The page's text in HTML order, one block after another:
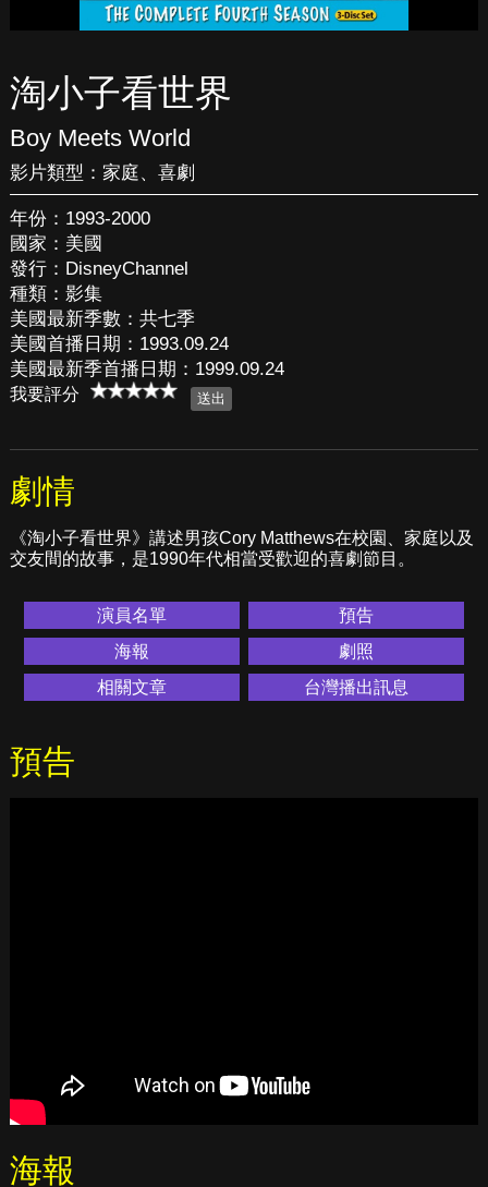
淘小子看世界
Boy Meets World
影片類型： 家庭、 喜劇
年份：1993-2000
國家：美國
發行：DisneyChannel
種類：影集
美國最新季數：共七季
美國首播日期：1993.09.24
美國最新季首播日期：1999.09.24
我要評分
劇情
《淘小子看世界》講述男孩Cory Matthews在校園、家庭以及
交友間的故事，是1990年代相當受歡迎的喜劇節目。
演員名單
預告
海報
劇照
相關文章
台灣播出訊息
預告
海報